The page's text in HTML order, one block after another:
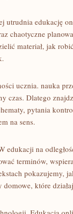
utrudnia edukację
chaotyczne
materiał, jak
ucznia. nauka
czas. Dlatego
pytania
na sens.
na
terminów,
pokazujemy,
które